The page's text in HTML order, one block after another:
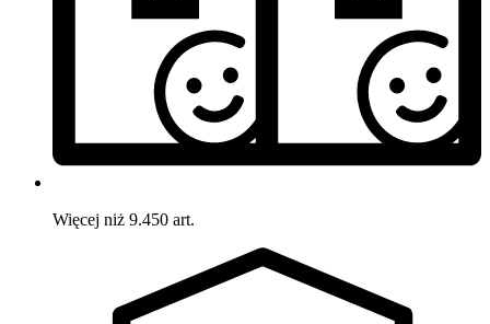
Więcej niż 9.450 art.